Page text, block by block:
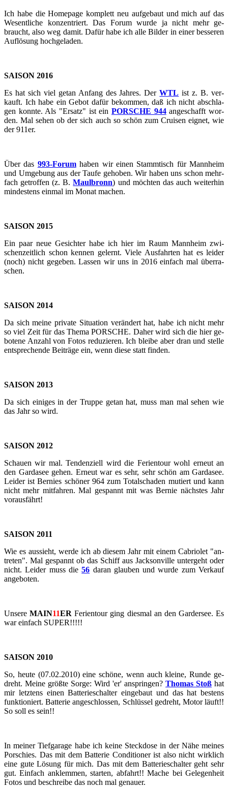
Ich habe die Home­page kom­plett neu auf­ge­baut und mich auf das
We­sent­li­che kon­zen­triert. Das Forum wurde ja nicht mehr ge­
braucht, also weg damit. Dafür habe ich alle Bil­der in einer bes­se­ren
Auf­lö­sung hoch­ge­la­den.
SAI­SON 2016
Es hat sich viel getan An­fang des Jah­res. DerWTL ist z. B. ver­
kauft. Ich habe ein Gebot dafür be­kom­men, daß ich nicht ab­schla­
gen konn­te. Als "Er­satz" ist ein POR­SCHE 944an­ge­schafft wor­
den. Mal sehen ob der sich auch so schön zum Crui­sen eig­net, wie
der 911er.
Über das 993-​​​​​​​​​​​​​​​​​​​​​​​​​​​​​​​​​​​​​​​​​​​​​​​​​​​​​​​​​​​​​​​​​​​​​​​​​​​​​​​​​​​​​​​​​​​​​​​​​​​​​​​Forumhaben wir einen Stamm­tisch für Mann­heim
und Um­ge­bung aus der Taufe ge­ho­ben. Wir haben uns schon mehr­
fach ge­trof­fen (z. B.Maul­bronn) und möch­ten das auch wei­ter­hin
min­des­tens ein­mal im Monat ma­chen.
SAI­SON 2015
Ein paar neue Ge­sich­ter habe ich hier im Raum Mann­heim zwi­
schen­zeit­lich schon ken­nen ge­lernt. Viele Aus­fahr­ten hat es lei­der
(noch) nicht ge­ge­ben. Las­sen wir uns in 2016 ein­fach mal über­ra­
schen.
SAI­SON 2014
Da sich meine pri­va­te Si­tua­ti­on ver­än­dert hat, habe ich nicht mehr
so viel Zeit für das Thema POR­SCHE. Daher wird sich die hier ge­
bo­te­ne An­zahl von Fotos re­du­zie­ren. Ich blei­be aber dran und stel­le
ent­spre­chen­de Bei­trä­ge ein, wenn diese statt fin­den.
SAI­SON 2013
Da sich ei­ni­ges in der Trup­pe getan hat, muss man mal sehen wie
das Jahr so wird.
SAI­SON 2012
Schau­en wir mal. Ten­den­zi­ell wird die Fe­ri­en­tour wohl er­neut an
den Gar­da­see gehen. Er­neut war es sehr, sehr schön am Gar­da­see.
Lei­der ist Ber­nies schö­ner 964 zum To­tal­scha­den mu­tiert und kann
nicht mehr mit­fah­ren. Mal ge­spannt mit was Ber­nie nächs­tes Jahr
vor­aus­fährt!
SAI­SON 2011
Wie es aus­sieht, werde ich ab die­sem Jahr mit einem Ca­brio­let "an­
tre­ten". Mal ge­spannt ob das Schiff aus Jack­son­ville un­ter­geht oder
nicht. Lei­der muss die56 daran glau­ben und wurde zum Ver­kauf
an­ge­bo­ten.
Un­se­reMAIN11ER Fe­ri­en­tour ging dies­mal an den Gar­der­see. Es
war ein­fach SUPER!!!!!
SAI­SON 2010
So, heute (07.02.2010) eine schö­ne, wenn auch klei­ne, Runde ge­
dreht. Meine größ­te Sorge: Wird 'er' an­sprin­gen? Tho­mas Stoß hat
mir letz­tens einen Bat­te­rie­schal­ter ein­ge­baut und das hat bes­tens
funk­tio­niert. Bat­te­rie an­ge­schlos­sen, Schlüs­sel ge­dreht, Motor läuft!!
So soll es sein!!
In mei­ner Tief­ga­ra­ge habe ich keine Steck­do­se in der Nähe mei­nes
Por­schies. Das mit dem Bat­te­rie Con­di­tio­ner ist also nicht wirk­lich
eine gute Lö­sung für mich. Das mit dem Bat­te­rie­schal­ter geht sehr
gut. Ein­fach an­klem­men, star­ten, ab­fahrt!! Mache bei Ge­le­gen­heit
Fotos und be­schrei­be das noch mal ge­nau­er.